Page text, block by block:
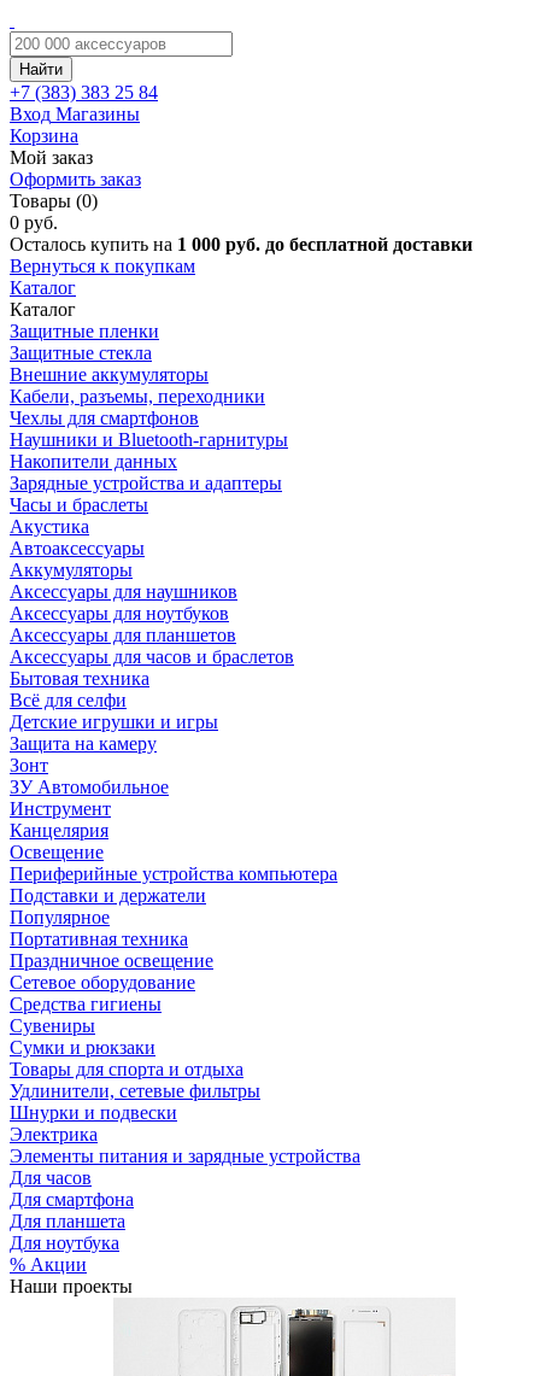
Найти
+7 (383) 383 25 84
Вход Магазины
Корзина
Мой заказ
Оформить заказ
Товары (0)
0 руб.
Осталось купить на 1 000 руб. до бесплатной доставки
Вернуться к покупкам
Каталог
Каталог
Защитные пленки
Защитные стекла
Внешние аккумуляторы
Кабели, разъемы, переходники
Чехлы для смартфонов
Наушники и Bluetooth-гарнитуры
Накопители данных
Зарядные устройства и адаптеры
Часы и браслеты
Акустика
Автоаксессуары
Аккумуляторы
Аксессуары для наушников
Аксессуары для ноутбуков
Аксессуары для планшетов
Аксессуары для часов и браслетов
Бытовая техника
Всё для селфи
Детские игрушки и игры
Защита на камеру
Зонт
ЗУ Автомобильное
Инструмент
Канцелярия
Освещение
Периферийные устройства компьютера
Подставки и держатели
Популярное
Портативная техника
Праздничное освещение
Сетевое оборудование
Средства гигиены
Сувениры
Сумки и рюкзаки
Товары для спорта и отдыха
Удлинители, сетевые фильтры
Шнурки и подвески
Электрика
Элементы питания и зарядные устройства
Для часов
Для смартфона
Для планшета
Для ноутбука
% Акции
Наши проекты